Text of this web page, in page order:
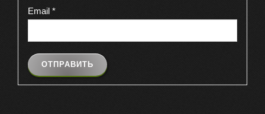
Email *